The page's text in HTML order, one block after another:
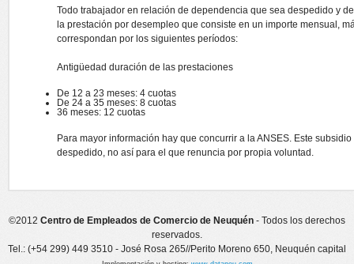
Todo trabajador en relación de dependencia que sea despedido y
la prestación por desempleo que consiste en un importe mensual,
correspondan por los siguientes períodos:
Antigüedad duración de las prestaciones
De 12 a 23 meses: 4 cuotas
De 24 a 35 meses: 8 cuotas
36 meses: 12 cuotas
Para mayor información hay que concurrir a la ANSES. Este
despedido, no así para el que renuncia por propia voluntad.
©2012 Centro de Empleados de Comercio de Neuquén - Todos los derechos
reservados.
Tel.: (+54 299) 449 3510 - José Rosa 265//Perito Moreno 650, Neuquén capital